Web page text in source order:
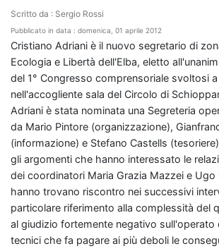
Scritto da : Sergio Rossi
Pubblicato in data : domenica, 01 aprile 2012
Cristiano Adriani è il nuovo segretario di
Ecologia e Libertà dell'Elba, eletto
del 1° Congresso comprensoriale svoltosi
nell'accogliente sala del Circolo di
Adriani è stata nominata una Segreteria
da Mario Pintore (organizzazione),
(informazione) e Stefano Castells
gli argomenti che hanno interessato le
dei coordinatori Maria Grazia Mazzei e Ugo
hanno trovano riscontro nei successivi
particolare riferimento alla complessità del
al giudizio fortemente negativo sull'operato
tecnici che fa pagare ai più deboli le